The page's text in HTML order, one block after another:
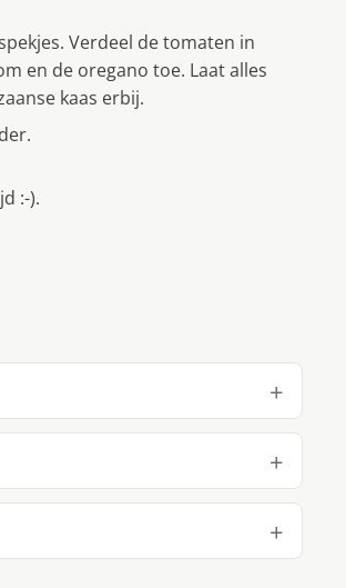
Verdeel de tomaten in
en de oregano toe. Laat alles
kaas erbij.
:-).